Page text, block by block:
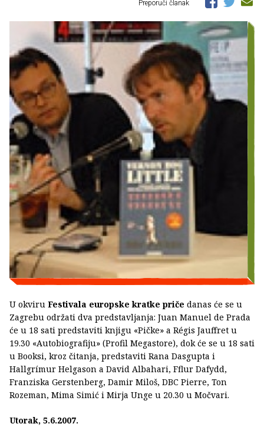
Preporuči članak
U okviru Festivala europske kratke priče danas će se u
Zagrebu održati dva predstavljanja: Juan Manuel de Prada
će u 18 sati predstaviti knjigu «Pičke» a Régis Jauffret u
19.30 «Autobiografiju» (Profil Megastore), dok će se u 18 sati
u Booksi, kroz čitanja, predstaviti Rana Dasgupta i
Hallgrímur Helgason a David Albahari, Fflur Dafydd,
Franziska Gerstenberg, Damir Miloš, DBC Pierre, Ton
Rozeman, Mima Simić i Mirja Unge u 20.30 u Močvari.
Utorak, 5.6.2007.